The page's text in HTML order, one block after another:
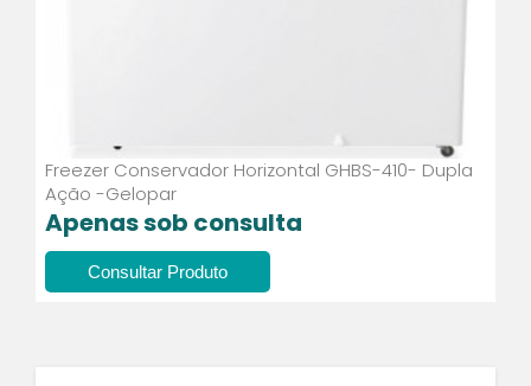
Freezer Conservador Horizontal GHBS-410- Dupla
Ação -Gelopar
Apenas sob consulta
Consultar Produto